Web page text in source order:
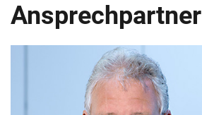
Ansprechpartner